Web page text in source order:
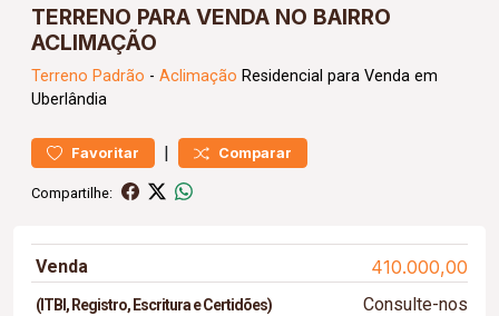
TERRENO PARA VENDA NO BAIRRO
ACLIMAÇÃO
Terreno Padrão - Aclimação Residencial para Venda em
Uberlândia
Favoritar | Comparar
Compartilhe:
Venda 410.000,00
(ITBI, Registro, Escritura e Certidões) Consulte-nos